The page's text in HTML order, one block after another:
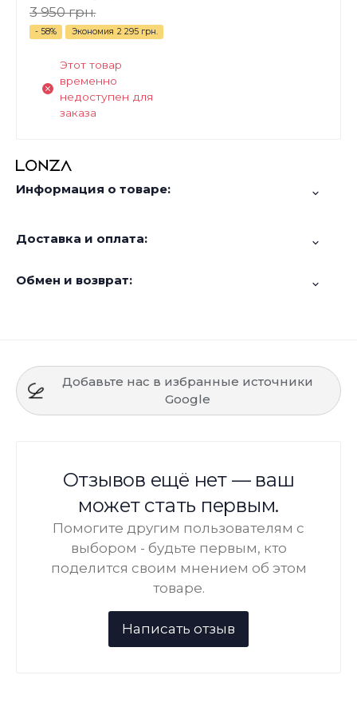
3 950 грн.
- 58% Экономия 2 295 грн.
Этот товар
временно
недоступен для
заказа
Информация о товаре:
Доставка и оплата:
Обмен и возврат:
Добавьте нас в избранные источники
Google
Отзывов ещё нет — ваш
может стать первым.
Помогите другим пользователям с
выбором - будьте первым, кто
поделится своим мнением об этом
товаре.